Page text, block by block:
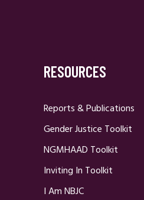
RESOURCES
Reports & Publications
Gender Justice Toolkit
NGMHAAD Toolkit
Inviting In Toolkit
I Am NBJC